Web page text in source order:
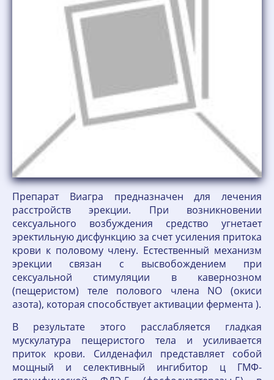
Препарат Виагра предназначен для лечения
расстройств эрекции. При возникновении
сексуального возбуждения средство угнетает
эректильную дисфункцию за счет усиления притока
крови к половому члену. Естественный механизм
эрекции связан с высвобождением при
сексуальной стимуляции в кавернозном
(пещеристом) теле полового члена NO (окиси
азота), которая способствует активации фермента ).
В результате этого расслабляется гладкая
мускулатура пещеристого тела и усиливается
приток крови. Силденафил представляет собой
мощный и селективный ингибитор ц ГМФ-